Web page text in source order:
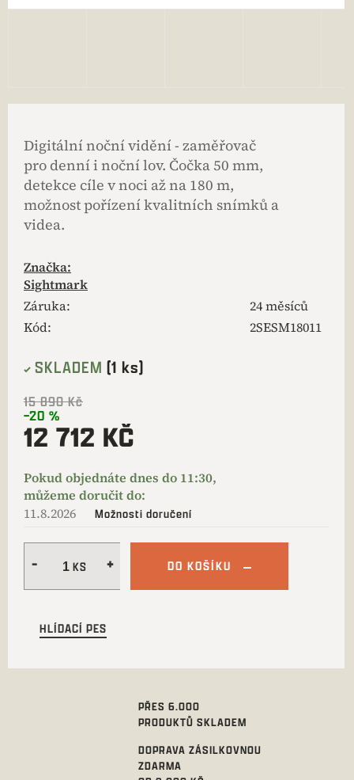
Digitální noční vidění - zaměřovač
pro denní i noční lov. Čočka 50 mm,
detekce cíle v noci až na 180 m,
možnost pořízení kvalitních snímků a
videa.
Značka:
Sightmark
Záruka:
24 měsíců
Kód:
2SESM18011
SKLADEM (1 ks)
15 890 Kč
–20 %
12 712 KČ
11.8.2026 Možnosti doručení
DO KOŠÍKU
HLÍDACÍ PES
PŘES 6.000
PRODUKTŮ SKLADEM
DOPRAVA ZÁSILKOVNOU
ZDARMA